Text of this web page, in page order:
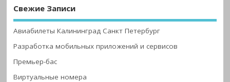
Свежие Записи
Авиабилеты Калининград Санкт Петербург
Разработка мобильных приложений и сервисов
Премьер-бас
Виртуальные номера